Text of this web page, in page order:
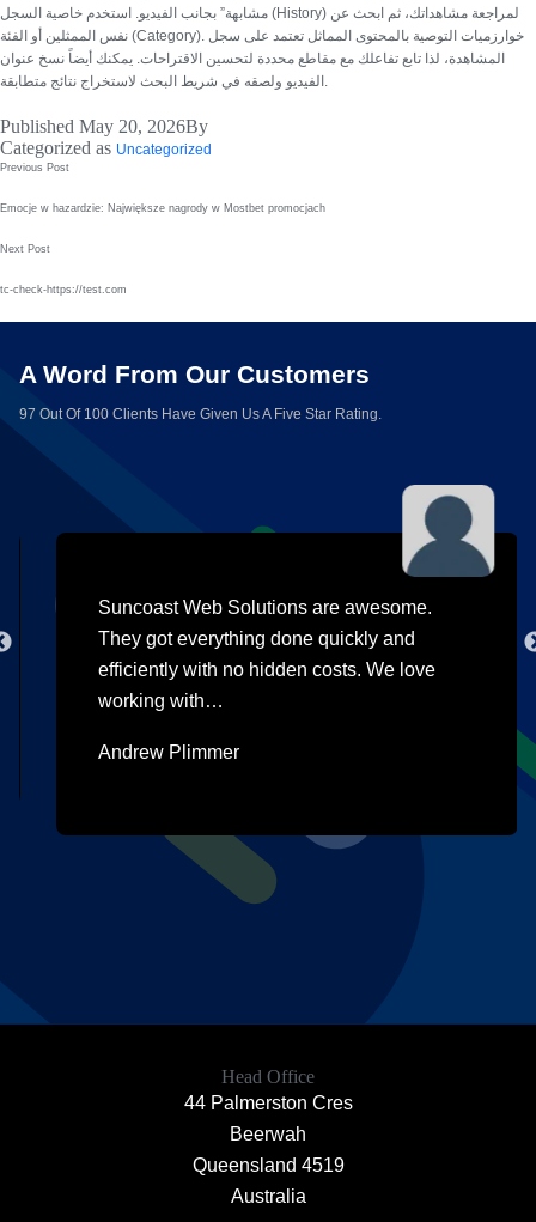
مشابهة” بجانب الفيديو. استخدم خاصية السجل (History) لمراجعة مشاهداتك، ثم ابحث عن
نفس الممثلين أو الفئة (Category).
خوارزميات التوصية بالمحتوى المماثل تعتمد على سجل
المشاهدة، لذا تابع تفاعلك مع مقاطع محددة لتحسين الاقتراحات. يمكنك أيضاً نسخ عنوان
Published May 20, 2026By
Categorized as Uncategorized
Post
navigation
Previous Post
Emocje w hazardzie: Największe nagrody w Mostbet promocjach
Next Post
tc-check-https://test.com
A Word From Our Customers
97 Out Of 100 Clients Have Given Us A Five Star Rating.
Suncoast Web Solutions are awesome.
They got everything done quickly and
efficiently with no hidden costs. We love
working with…
Andrew Plimmer
Head Office
44 Palmerston Cres
Beerwah
Queensland 4519
Australia